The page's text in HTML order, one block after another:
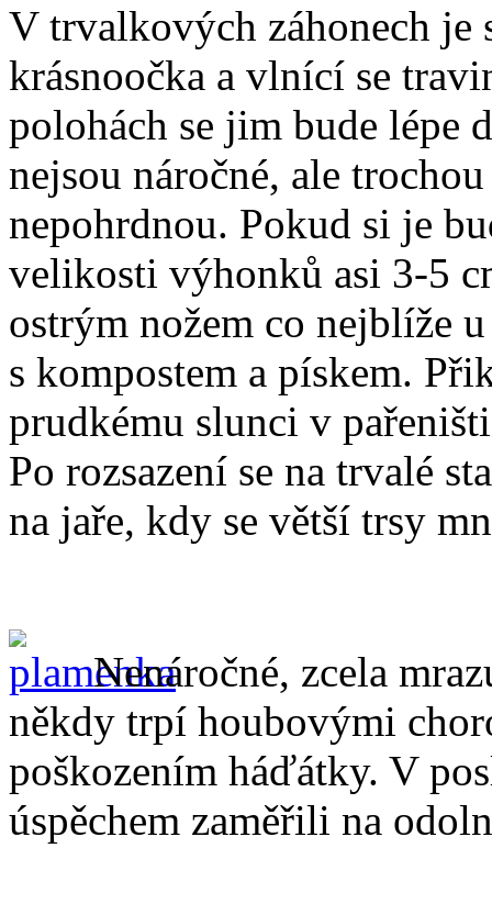
V trvalkových záhonech
krásnoočka a vlnící se
polohách se jim bude lépe
nejsou náročné, ale
nepohrdnou. Pokud si je
velikosti výhonků asi 3-5
ostrým nožem co nejblíže
s kompostem a pískem.
prudkému slunci v
Po rozsazení se na trvalé
na jaře, kdy se větší trsy
Nenáročné, zcela
někdy trpí houbovými
poškozením háďátky. V
úspěchem zaměřili na